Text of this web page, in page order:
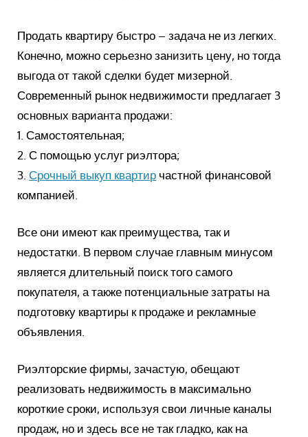
Продать квартиру быстро – задача не из легких.
Конечно, можно серьезно занизить цену, но тогда
выгода от такой сделки будет мизерной.
Современный рынок недвижимости предлагает 3
основных варианта продажи:
1. Самостоятельная;
2. С помощью услуг риэлтора;
3.Срочный выкуп квартир частной финансовой
компанией.
Все они имеют как преимущества, так и
недостатки. В первом случае главным минусом
является длительный поиск того самого
покупателя, а также потенциальные затраты на
подготовку квартиры к продаже и рекламные
объявления.
Риэлторские фирмы, зачастую, обещают
реализовать недвижимость в максимально
короткие сроки, используя свои личные каналы
продаж, но и здесь все не так гладко, как на